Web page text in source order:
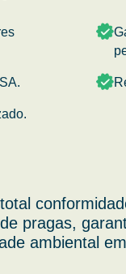
pragas,
ambiental